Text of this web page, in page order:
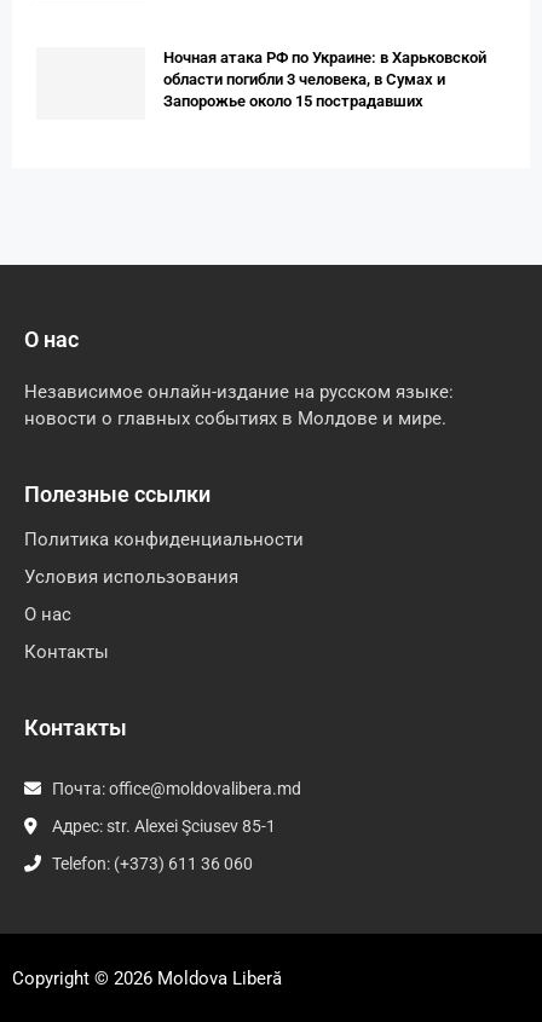
Ночная атака РФ по Украине: в Харьковской
области погибли 3 человека, в Сумах и
Запорожье около 15 пострадавших
О нас
Независимое онлайн-издание на русском языке:
новости о главных событиях в Молдове и мире.
Полезные ссылки
Политика конфиденциальности
Условия использования
О нас
Контакты
Контакты
Почта:office@moldovalibera.md
Адрес: str. Alexei Şciusev 85-1
Telefon: (+373) 611 36 060
Copyright © 2026 Moldova Liberă